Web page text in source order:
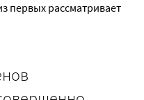
первых рассматривает